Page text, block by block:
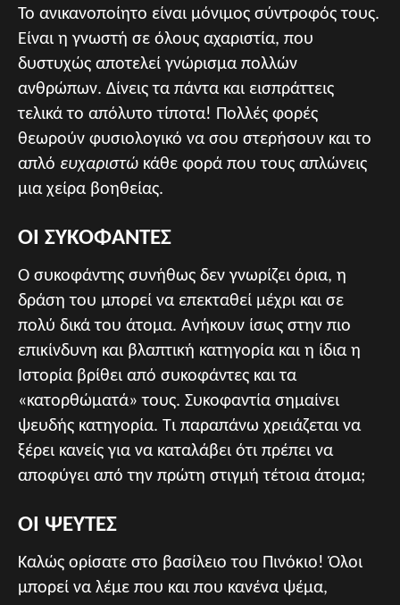
Το ανικανοποίητο είναι μόνιμος σύντροφός τους.
Είναι η γνωστή σε όλους αχαριστία, που
δυστυχώς αποτελεί γνώρισμα πολλών
ανθρώπων. Δίνεις τα πάντα και εισπράττεις
τελικά το απόλυτο τίποτα! Πολλές φορές
θεωρούν φυσιολογικό να σου στερήσουν και το
απλό ευχαριστώ κάθε φορά που τους απλώνεις
μια χείρα βοηθείας.
ΟΙ ΣΥΚΟΦΑΝΤΕΣ
Ο συκοφάντης συνήθως δεν γνωρίζει όρια, η
δράση του μπορεί να επεκταθεί μέχρι και σε
πολύ δικά του άτομα. Ανήκουν ίσως στην πιο
επικίνδυνη και βλαπτική κατηγορία και η ίδια η
Ιστορία βρίθει από συκοφάντες και τα
«κατορθώματά» τους. Συκοφαντία σημαίνει
ψευδής κατηγορία. Τι παραπάνω χρειάζεται να
ξέρει κανείς για να καταλάβει ότι πρέπει να
αποφύγει από την πρώτη στιγμή τέτοια άτομα;
ΟΙ ΨΕΥΤΕΣ
Καλώς ορίσατε στο βασίλειο του Πινόκιο! Όλοι
μπορεί να λέμε που και που κανένα ψέμα,